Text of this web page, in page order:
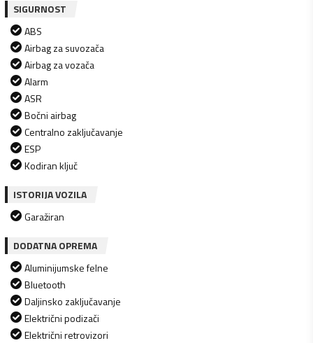
SIGURNOST
ABS
Airbag za suvozača
Airbag za vozača
Alarm
ASR
Bočni airbag
Centralno zaključavanje
ESP
Kodiran ključ
ISTORIJA VOZILA
Garažiran
DODATNA OPREMA
Aluminijumske felne
Bluetooth
Daljinsko zaključavanje
Električni podizači
Električni retrovizori